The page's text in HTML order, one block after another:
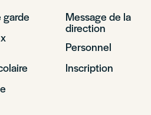
garde
Message de la
direction
Personnel
Inscription